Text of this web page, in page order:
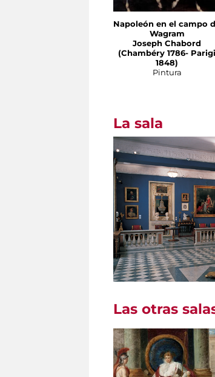
Napoleón en el campo
Wagram
Joseph Chabord
(Chambéry 1786- Parigi
1848)
Pintura
La sala
Las otras